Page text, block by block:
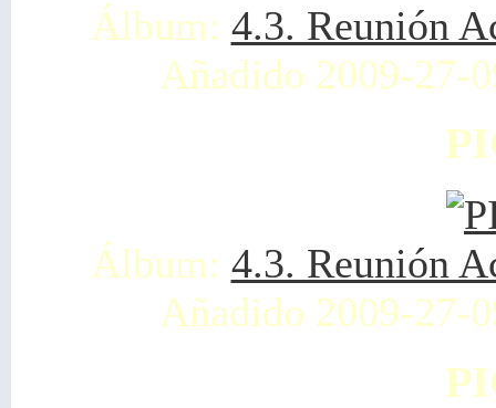
Álbum: 4.3. Reunión
Añadido 2009-27-
Álbum: 4.3. Reunión
Añadido 2009-27-